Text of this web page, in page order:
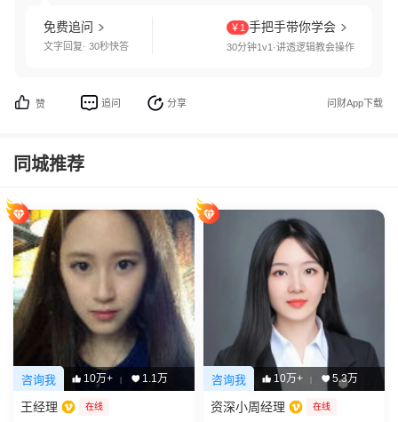
免费追问
文字回复· 30秒快答
￥1 手把手带你学会
30分钟1v1·讲透逻辑教会操作
赞 追问 分享 问财App下载
同城推荐
咨询我 10万+ | 1.1万
王经理 在线
咨询我 10万+ | 5.3万
资深小周经理 在线